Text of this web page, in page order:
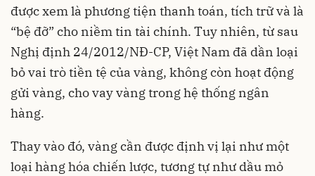
được xem là phương tiện thanh toán, tích trữ và là
“bệ đỡ” cho niềm tin tài chính. Tuy nhiên, từ sau
Nghị định 24/2012/NĐ-CP, Việt Nam đã dần loại
bỏ vai trò tiền tệ của vàng, không còn hoạt động
gửi vàng, cho vay vàng trong hệ thống ngân
hàng.
Thay vào đó, vàng cần được định vị lại như một
loại hàng hóa chiến lược, tương tự như dầu mỏ